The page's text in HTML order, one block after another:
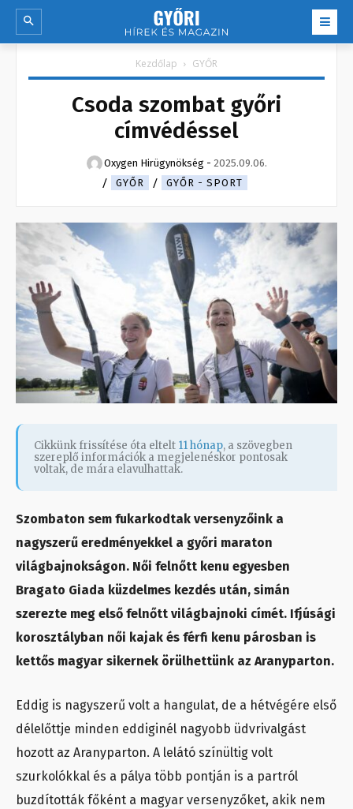
Kezdőlap GYŐR
Csoda szombat győri
címvédéssel
Oxygen Hirügynökség - 2025.09.06.
GYŐR
GYŐR - SPORT
Cikkünk frissítése óta eltelt 11 hónap, a szövegben
szereplő információk a megjelenéskor pontosak
voltak, de mára elavulhattak.
Szombaton sem fukarkodtak versenyzőink a
nagyszerű eredményekkel a győri maraton
világbajnokságon. Női felnőtt kenu egyesben
Bragato Giada küzdelmes kezdés után, simán
szerezte meg első felnőtt világbajnoki címét. Ifjúsági
korosztályban női kajak és férfi kenu párosban is
kettős magyar sikernek örülhettünk az Aranyparton.
Eddig is nagyszerű volt a hangulat, de a hétvégére első
délelőttje minden eddiginél nagyobb üdvrivalgást
hozott az Aranyparton. A lelátó színültig volt
szurkolókkal és a pálya több pontján is a partról
buzdították főként a magyar versenyzőket, akik nem